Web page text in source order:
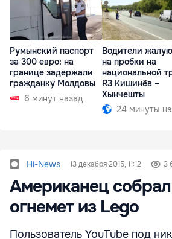
Румынский паспорт
за 300 евро: на
границе задержали
гражданку Молдовы
6 минут назад
Водители
на пробки на
национальной
R3 Кишинёв –
Хынчешты
24 минуты
Hi-News 13 декабря 2015, 11:12 3
Американец
огнемет из Lego
Пользователь YouTube под